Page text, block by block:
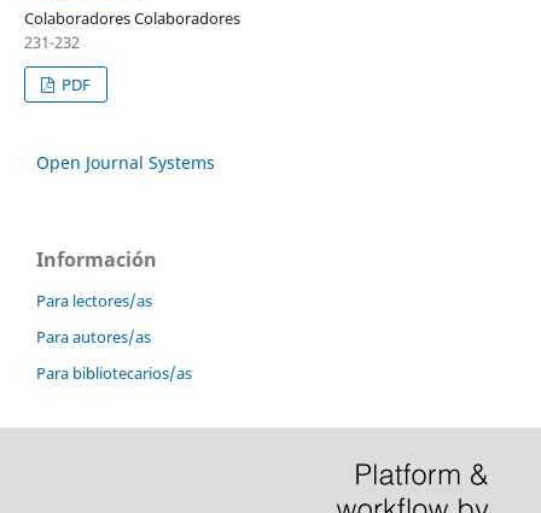
Colaboradores Colaboradores
231-232
PDF
Open Journal Systems
Información
Para lectores/as
Para autores/as
Para bibliotecarios/as